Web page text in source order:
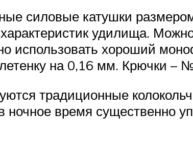
силовые катушки
удилища.
использовать хороший
на 0,16 мм. Крючки
традиционные
время существенно